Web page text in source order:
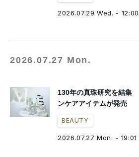
2026.07.29 Wed. - 12:00
2026.07.27 Mon.
130年の真珠研究を結集
ンケアアイテムが発売
BEAUTY
2026.07.27 Mon. - 19:01